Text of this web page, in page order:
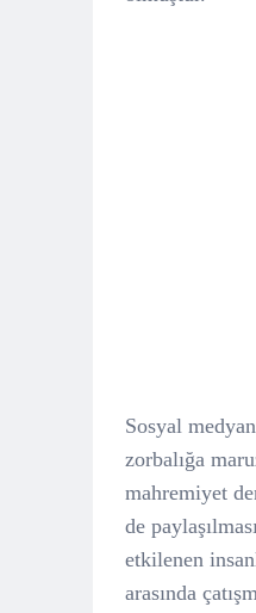
Sosyal
zorbalığa
mahremiyet
de
etkilenen
arasında